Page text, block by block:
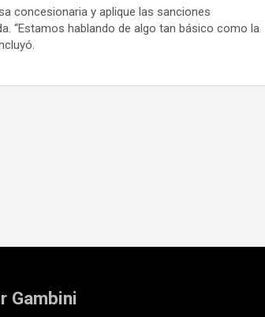
concesionaria y aplique las sanciones
“Estamos hablando de algo tan básico como la
Gambini